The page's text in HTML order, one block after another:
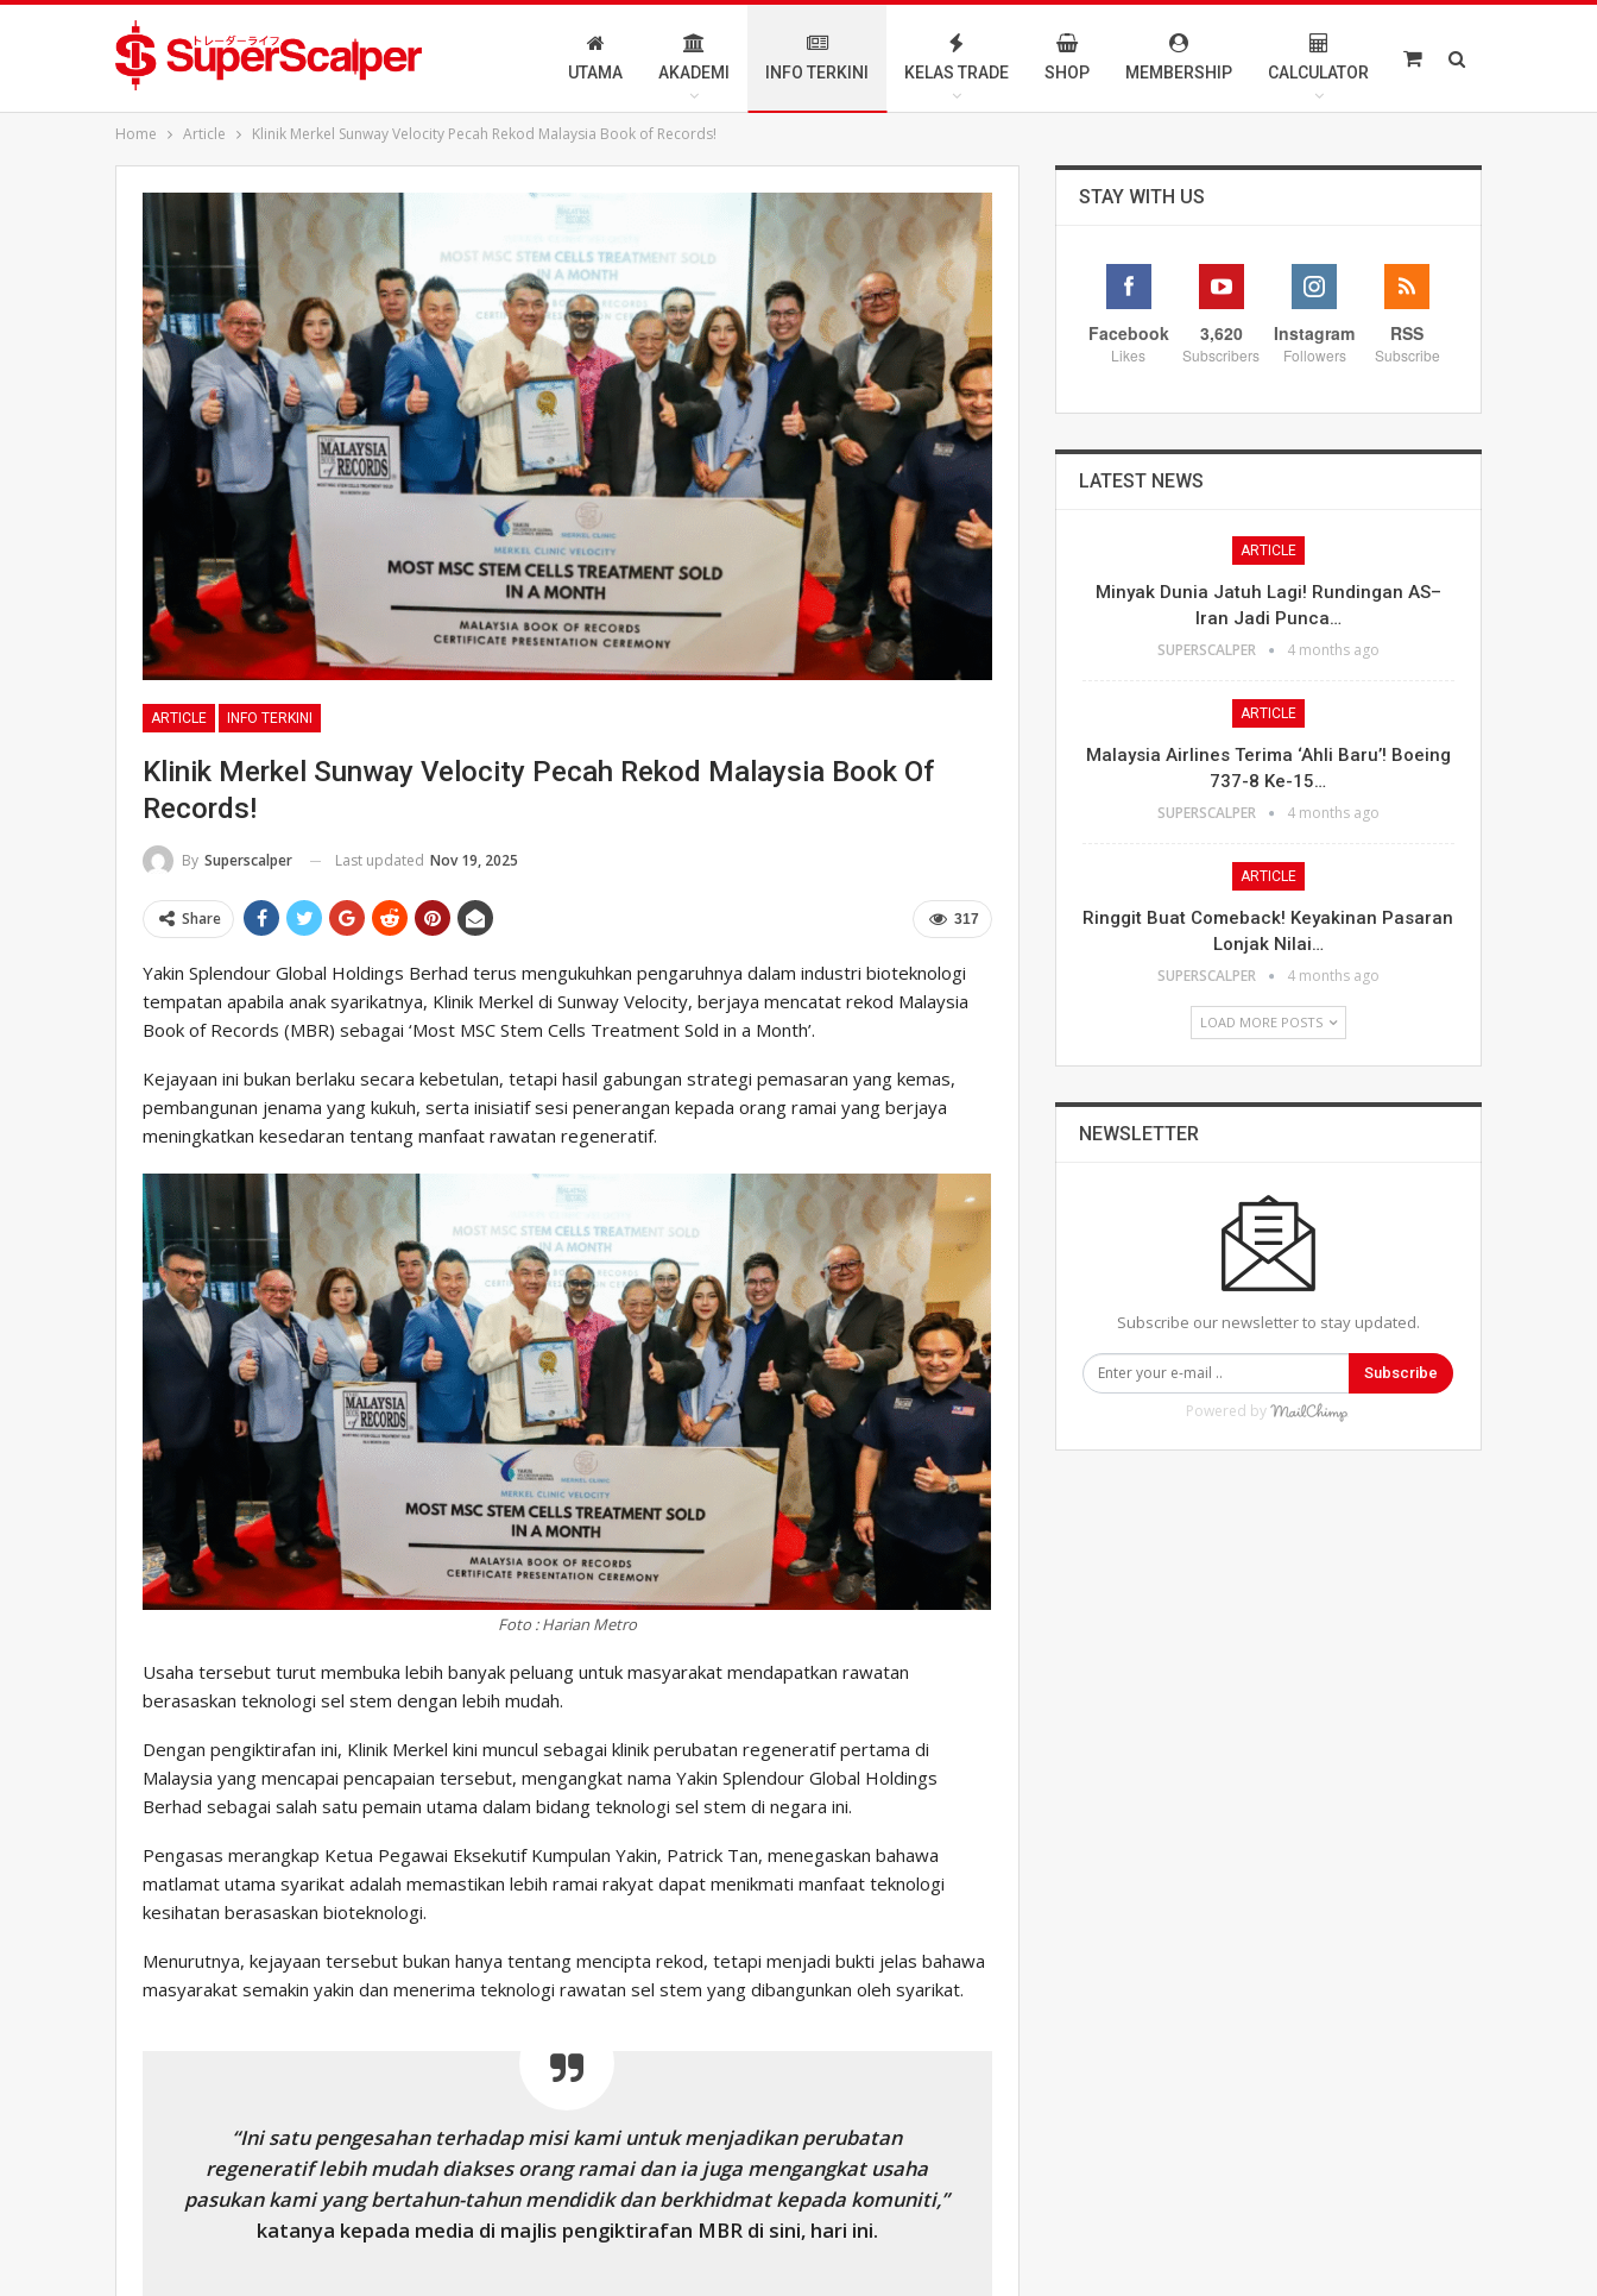
UTAMA AKADEMI INFO TERKINI KELAS TRADE SHOP MEMBERSHIP CALCULATOR
Home Article Klinik Merkel Sunway Velocity Pecah Rekod Malaysia Book of Records!
ARTICLE INFO TERKINI
Klinik Merkel Sunway Velocity Pecah Rekod Malaysia Book Of
Records!
By Superscalper Last updated Nov 19, 2025
317
Share
Yakin Splendour Global Holdings Berhad terus mengukuhkan pengaruhnya dalam industri bioteknologi
tempatan apabila anak syarikatnya, Klinik Merkel di Sunway Velocity, berjaya mencatat rekod Malaysia
Book of Records (MBR) sebagai ‘Most MSC Stem Cells Treatment Sold in a Month’.
Kejayaan ini bukan berlaku secara kebetulan, tetapi hasil gabungan strategi pemasaran yang kemas,
pembangunan jenama yang kukuh, serta inisiatif sesi penerangan kepada orang ramai yang berjaya
meningkatkan kesedaran tentang manfaat rawatan regeneratif.
Foto : Harian Metro
Usaha tersebut turut membuka lebih banyak peluang untuk masyarakat mendapatkan rawatan
berasaskan teknologi sel stem dengan lebih mudah.
Dengan pengiktirafan ini, Klinik Merkel kini muncul sebagai klinik perubatan regeneratif pertama di
Malaysia yang mencapai pencapaian tersebut, mengangkat nama Yakin Splendour Global Holdings
Berhad sebagai salah satu pemain utama dalam bidang teknologi sel stem di negara ini.
Pengasas merangkap Ketua Pegawai Eksekutif Kumpulan Yakin, Patrick Tan, menegaskan bahawa
matlamat utama syarikat adalah memastikan lebih ramai rakyat dapat menikmati manfaat teknologi
kesihatan berasaskan bioteknologi.
Menurutnya, kejayaan tersebut bukan hanya tentang mencipta rekod, tetapi menjadi bukti jelas bahawa
masyarakat semakin yakin dan menerima teknologi rawatan sel stem yang dibangunkan oleh syarikat.
“Ini satu pengesahan terhadap misi kami untuk menjadikan perubatan
regeneratif lebih mudah diakses orang ramai dan ia juga mengangkat usaha
pasukan kami yang bertahun-tahun mendidik dan berkhidmat kepada komuniti,”
katanya kepada media di majlis pengiktirafan MBR di sini, hari ini.
STAY WITH US
Facebook
Likes
3,620
Subscribers
Instagram
Followers
RSS
Subscribe
LATEST NEWS
ARTICLE
Minyak Dunia Jatuh Lagi! Rundingan AS–
Iran Jadi Punca…
SUPERSCALPER 4 months ago
ARTICLE
Malaysia Airlines Terima ‘Ahli Baru’! Boeing
737-8 Ke-15…
SUPERSCALPER 4 months ago
ARTICLE
Ringgit Buat Comeback! Keyakinan Pasaran
Lonjak Nilai…
SUPERSCALPER 4 months ago
LOAD MORE POSTS
NEWSLETTER
Subscribe our newsletter to stay updated.
Subscribe
Powered by